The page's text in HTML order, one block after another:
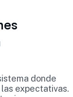
donde
expectativas.